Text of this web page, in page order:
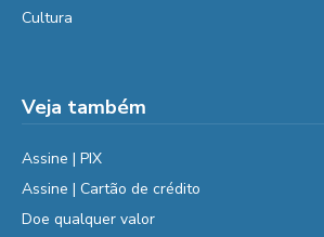
Cultura
Veja também
Assine | PIX
Assine | Cartão de crédito
Doe qualquer valor